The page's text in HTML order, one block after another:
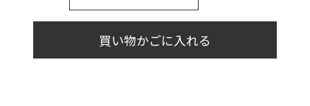
買い物かごに入れる